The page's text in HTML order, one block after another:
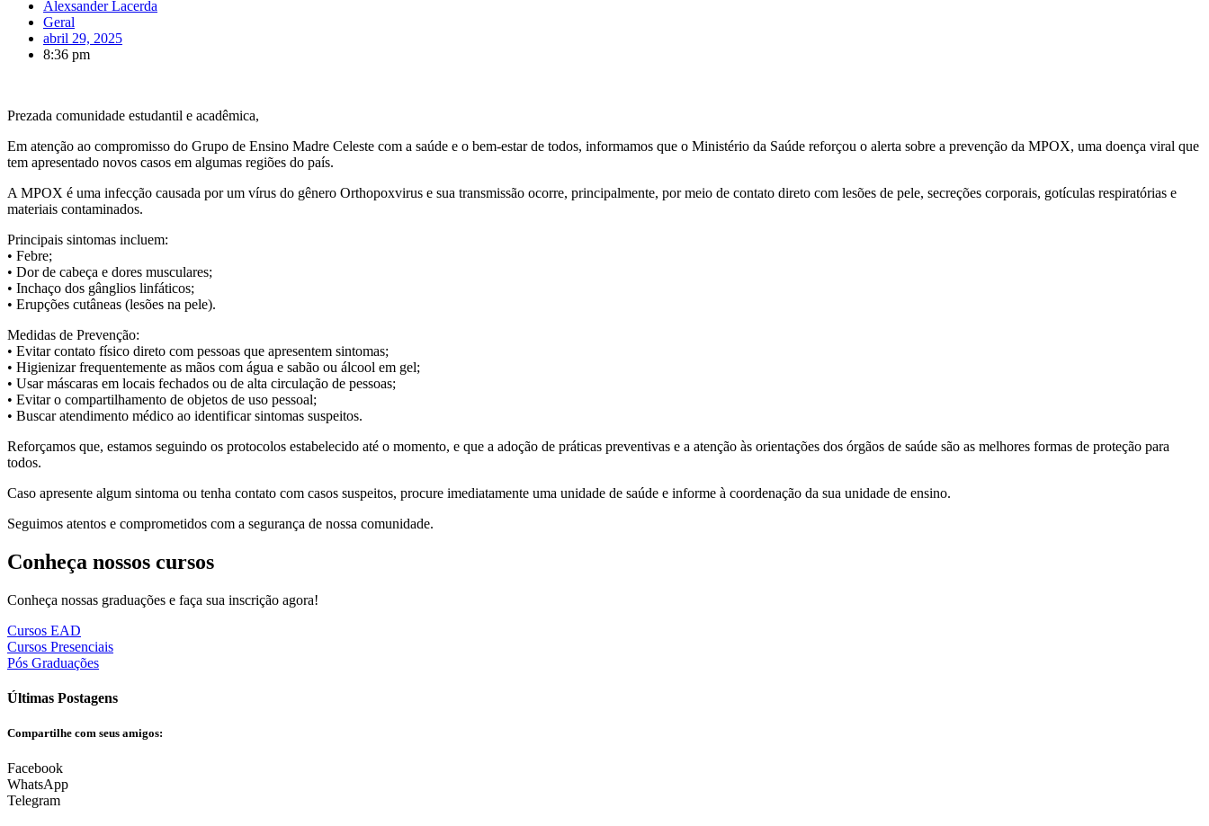
Alexsander Lacerda
Geral
abril 29, 2025
8:36 pm
Prezada comunidade estudantil e acadêmica,
Em atenção ao compromisso do Grupo de Ensino Madre Celeste com a saúde e o bem-estar de todos, informamos que o Ministério da Saúde reforçou o alerta sobre a prevenção da MPOX, uma doença viral que
tem apresentado novos casos em algumas regiões do país.
A MPOX é uma infecção causada por um vírus do gênero Orthopoxvirus e sua transmissão ocorre, principalmente, por meio de contato direto com lesões de pele, secreções corporais, gotículas respiratórias e
materiais contaminados.
Principais sintomas incluem:
• Febre;
• Dor de cabeça e dores musculares;
• Inchaço dos gânglios linfáticos;
• Erupções cutâneas (lesões na pele).
Medidas de Prevenção:
• Evitar contato físico direto com pessoas que apresentem sintomas;
• Higienizar frequentemente as mãos com água e sabão ou álcool em gel;
• Usar máscaras em locais fechados ou de alta circulação de pessoas;
• Evitar o compartilhamento de objetos de uso pessoal;
• Buscar atendimento médico ao identificar sintomas suspeitos.
Reforçamos que, estamos seguindo os protocolos estabelecido até o momento, e que a adoção de práticas preventivas e a atenção às orientações dos órgãos de saúde são as melhores formas de proteção para
todos.
Caso apresente algum sintoma ou tenha contato com casos suspeitos, procure imediatamente uma unidade de saúde e informe à coordenação da sua unidade de ensino.
Seguimos atentos e comprometidos com a segurança de nossa comunidade.
Conheça nossos cursos
Conheça nossas graduações e faça sua inscrição agora!
Cursos EAD
Cursos Presenciais
Pós Graduações
Últimas Postagens
Compartilhe com seus amigos:
Facebook
WhatsApp
Telegram